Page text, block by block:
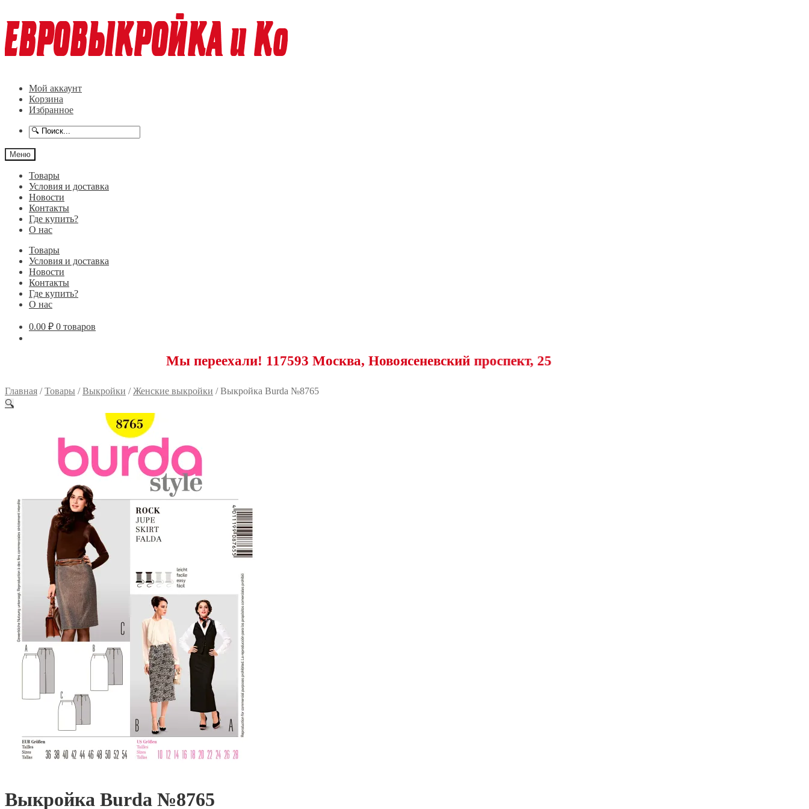
к
навигации
к
содержимому
Мой аккаунт
Корзина
Избранное
Меню
Товары
Условия и доставка
Новости
Контакты
Где купить?
О нас
Товары
Условия и доставка
Новости
Контакты
Где купить?
О нас
0.00 ₽ 0 товаров
Мы переехали! 117593 Москва, Новоясеневский проспект, 25
Главная /Товары /Выкройки /Женские выкройки /Выкройка Burda №8765
🔍
Выкройка Burda №8765